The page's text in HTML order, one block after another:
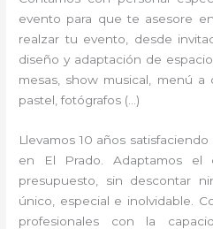
evento para que te asesore
realzar tu evento, desde
diseño y adaptación de
mesas, show musical, menú
pastel, fotógrafos (…)
Llevamos 10 años
en El Prado. Adaptamos
presupuesto, sin descontar
único, especial e inolvidable.
profesionales con la